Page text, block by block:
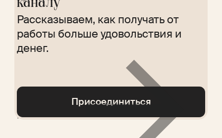
недоброжелателей. Результат
может колебаться от +100
(большинство сотрудников
довольны) до -100 (большинство
недовольны).
Опрос проводится анонимно,
чтобы сотрудники могли честно
высказать свое мнение.
more
каналу
Рассказываем, как получать от
работы больше удовольствия и
денег.
Присоединиться